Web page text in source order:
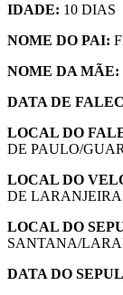
IDADE: 10 DIAS
NOME DO PAI:
NOME DA MÃE:
DATA DE
LOCAL DO
DE PAULO/
LOCAL DO
DE
LOCAL DO
SANTANA/
DATA DO